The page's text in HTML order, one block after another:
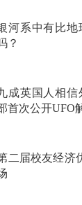
河系中有比地
？
成英国人相信
首次公开UFO
二届校友经济